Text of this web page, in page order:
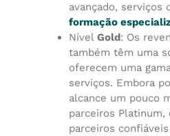
avançado, serviços
formação
Nível Gold: Os
também têm uma
oferecem uma
serviços. Embora
alcance um pouco
parceiros Platinum,
parceiros